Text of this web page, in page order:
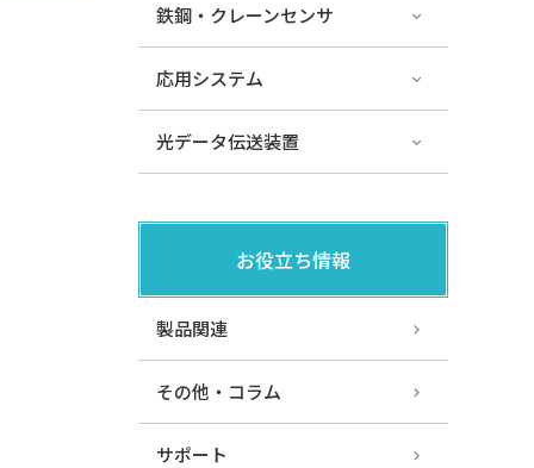
鉄鋼・クレーンセンサ
応用システム
光データ伝送装置
お役立ち情報
製品関連
その他・コラム
サポート